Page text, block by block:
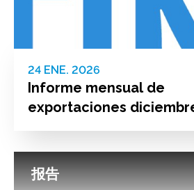
24 ENE. 2026
Informe mensual de
exportaciones
报告